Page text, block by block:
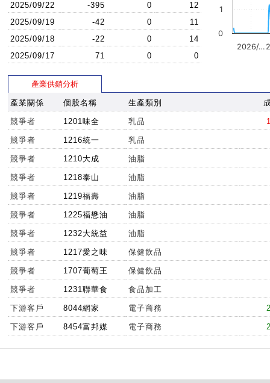
2025/09/22
-395 0
12
2025/09/19
-42 0
11
2025/09/18
-22 0
14
2025/09/17
71 0 0
2026/…
0
1
產業供銷分析
產業關係 個股名稱 生產類別
競爭者 1201味全 乳品
競爭者 1216統一 乳品
競爭者 1210大成 油脂
競爭者 1218泰山 油脂
競爭者 1219福壽 油脂
競爭者 1225福懋油 油脂
競爭者 1232大統益 油脂
競爭者 1217愛之味 保健飲品
競爭者 1707葡萄王 保健飲品
競爭者 1231聯華食 食品加工
下游客戶 8044網家 電子商務
下游客戶 8454富邦媒 電子商務